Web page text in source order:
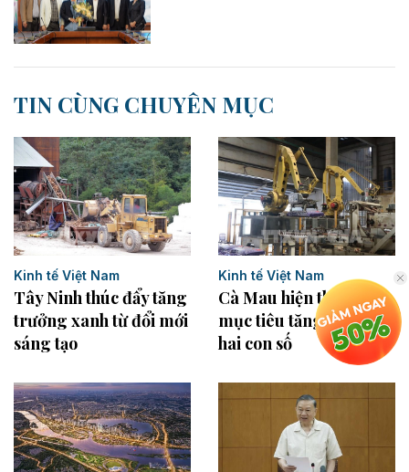
TIN CÙNG CHUYÊN MỤC
Kinh tế Việt Nam
Tây Ninh thúc đẩy tăng
trưởng xanh từ đổi mới
sáng tạo
Kinh tế Việt Nam
Cà Mau hiện thực hóa
mục tiêu tăng trưởng
hai con số